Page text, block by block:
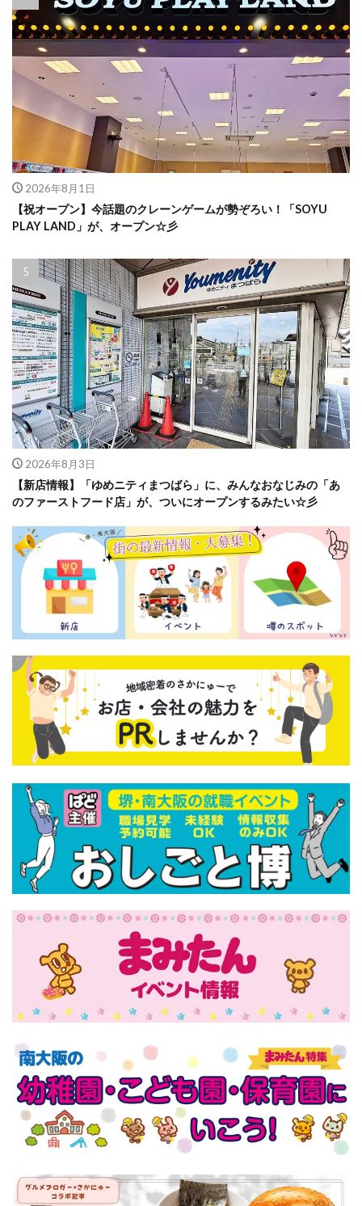
2026年8月1日
【祝オープン】今話題のクレーンゲームが勢ぞろい！「SOYU
PLAY LAND」が、オープン☆彡
2026年8月3日
【新店情報】「ゆめニティまつばら」に、みんなおなじみの「あ
のファーストフード店」が、ついにオープンするみたい☆彡